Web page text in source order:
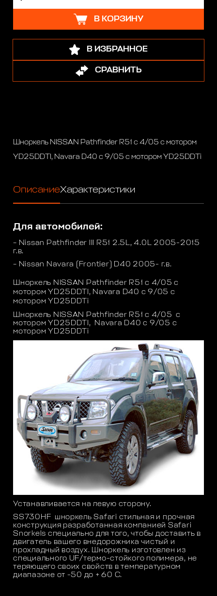
В КОРЗИНУ
В ИЗБРАННОЕ
СРАВНИТЬ
Шноркель NISSAN Pathfinder R51 c 4/05 с мотором
YD25DDTI, Navara D40 c 9/05 с мотором YD25DDTi
ОписаниеХарактеристики
Для автомобилей:
– Nissan Pathfinder III R51 2.5L, 4.0L 2005-2015
г.в.
– Nissan Navara (Frontier) D40 2005- г.в.
Шноркель NISSAN Pathfinder R51 c 4/05 с
мотором YD25DDTI, Navara D40 c 9/05 с
мотором YD25DDTi
Шноркель NISSAN Pathfinder R51 c 4/05 с
мотором YD25DDTI, Navara D40 c 9/05 с
мотором YD25DDTi
Устанавливается на левую сторону.
SS730HF шноркель Safari стильная и прочная
конструкция разработанная компанией Safari
Snorkels специально для того, чтобы доставить в
двигатель вашего внедорожника чистый и
прохладный воздух. Шноркель изготовлен из
специального UF/термо-стойкого полимера, не
теряющего своих свойств в температурном
диапазоне от -50 до + 60 С.